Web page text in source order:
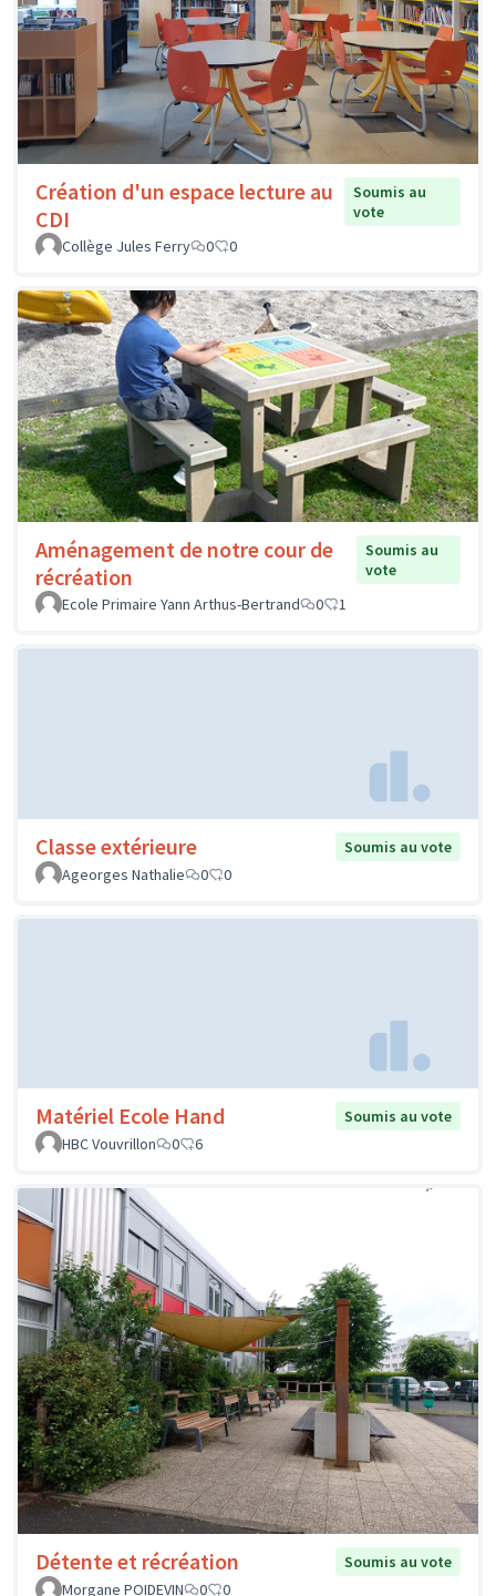
Création d'un espace lecture au
CDI
Soumis au
vote
Collège Jules Ferry
0 0
Aménagement de notre cour de
récréation
Soumis au
vote
Ecole Primaire Yann Arthus-Bertrand
0 1
Classe extérieure
Soumis au vote
Ageorges Nathalie
0 0
Matériel Ecole Hand
Soumis au vote
HBC Vouvrillon
0 6
Détente et récréation
Soumis au vote
Morgane POIDEVIN
0 0